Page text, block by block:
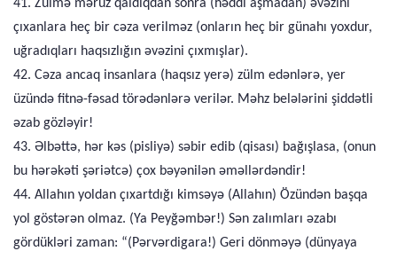
41. Zülmə məruz qaldıqdan sonra (həddi aşmadan) əvəzini
çıxanlara heç bir cəza verilməz (onların heç bir günahı yoxdur,
uğradıqları haqsızlığın əvəzini çıxmışlar).
42. Cəza ancaq insanlara (haqsız yerə) zülm edənlərə, yer
üzündə fitnə-fəsad törədənlərə verilər. Məhz belələrini şiddətli
əzab gözləyir!
43. Əlbəttə, hər kəs (pisliyə) səbir edib (qisası) bağışlasa, (onun
bu hərəkəti şəriətcə) çox bəyənilən əməllərdəndir!
44. Allahın yoldan çıxartdığı kimsəyə (Allahın) Özündən başqa
yol göstərən olmaz. (Ya Peyğəmbər!) Sən zalımları əzabı
gördükləri zaman: “(Pərvərdigara!) Geri dönməyə (dünyaya